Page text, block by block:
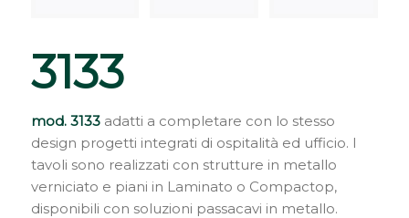
3133
mod. 3133 adatti a completare con lo stesso
design progetti integrati di ospitalità ed ufficio. I
tavoli sono realizzati con strutture in metallo
verniciato e piani in Laminato o Compactop,
disponibili con soluzioni passacavi in metallo.